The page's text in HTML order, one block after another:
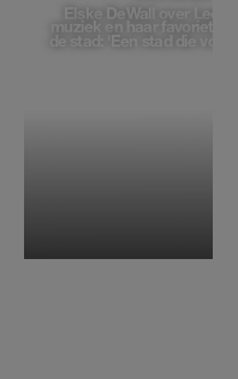
Elske DeWall over
muziek en haar favoriete
de stad: 'Een stad die